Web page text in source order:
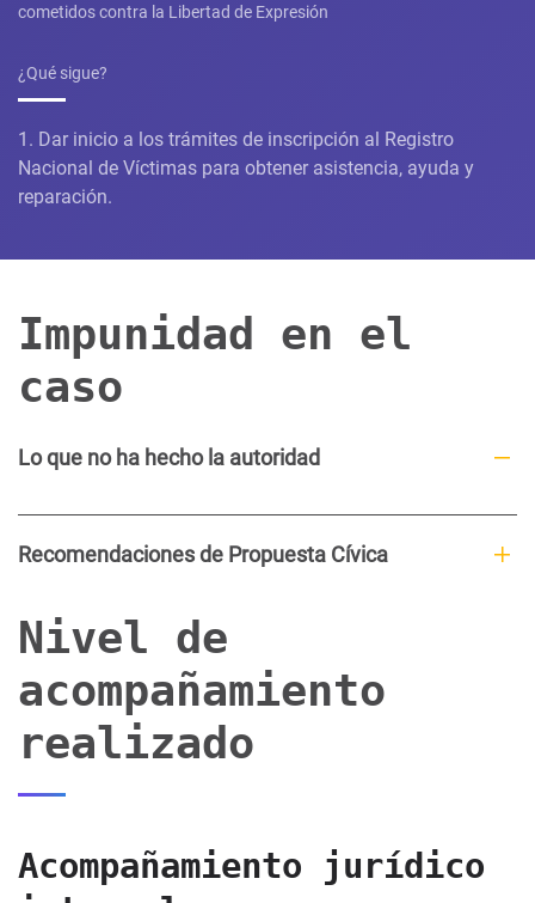
cometidos contra la Libertad de Expresión
¿Qué sigue?
1. Dar inicio a los trámites de inscripción al Registro
Nacional de Víctimas para obtener asistencia, ayuda y
reparación.
Impunidad en el
caso
Lo que no ha hecho la autoridad
Recomendaciones de Propuesta Cívica
Nivel de
acompañamiento
realizado
Acompañamiento jurídico